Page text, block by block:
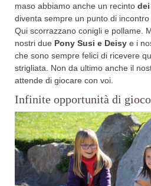
maso abbiamo anche un recinto
diventa sempre un punto di
Qui scorrazzano conigli e pollame.
nostri due Pony Susi e Deisy e i
che sono sempre felici di ricevere
strigliata. Non da ultimo anche il
attende di giocare con voi.
Infinite opportunità di gioco